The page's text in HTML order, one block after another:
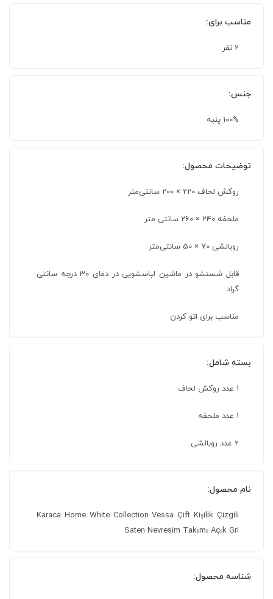
مناسب برای:
2 نفر
جنس:
100% پنبه
توضیحات محصول:
روکش لحاف 220 × 200 سانتی‌متر
ملحفه 240 × 260 سانتی متر
روبالشی 70 × 50 سانتی‌متر
قابل شستشو در ماشین لباسشویی در دمای 30 درجه سانتی
گراد
مناسب برای اتو کردن
بسته شامل:
1 عدد روکش لحاف
1 عدد ملحفه
2 عدد روبالشی
نام محصول:
Karaca Home White Collection Vessa Çift Kişilik Çizgili
Saten Nevresim Takımı Açık Gri
شناسه محصول: